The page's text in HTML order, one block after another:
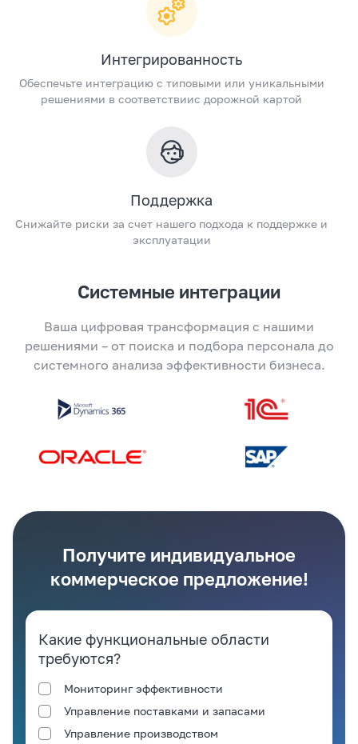
Интегрированность
Обеспечьте интеграцию с типовыми или уникальными
решениями в соответствиис дорожной картой
Поддержка
Снижайте риски за счет нашего подхода к поддержке и
эксплуатации
Системные интеграции
Ваша цифровая трансформация с нашими
решениями – от поиска и подбора персонала до
системного анализа эффективности бизнеса.
Получите индивидуальное
коммерческое предложение!
Какие функциональные области
требуются?
Мониторинг эффективности
Управление поставками и запасами
Управление производством